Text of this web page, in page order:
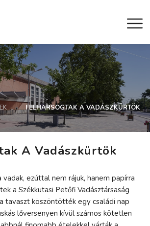
FELHARSOGTAK A VADÁSZKÜRTÖK
A Vadászkürtök
ezúttal nem rájuk, hanem papírra
a Székkutasi Petőfi Vadásztársaság
tavaszt köszöntötték egy családi nap
lőversenyen kívül számos kötetlen